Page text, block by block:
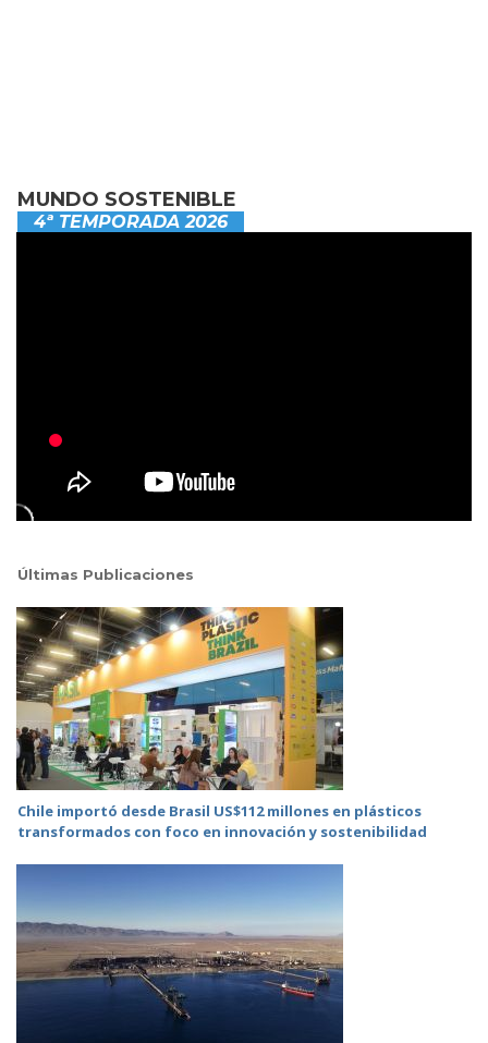
MUNDO SOSTENIBLE
4ª TEMPORADA 2026
Últimas Publicaciones
Chile importó desde Brasil US$112 millones en plásticos
transformados con foco en innovación y sostenibilidad